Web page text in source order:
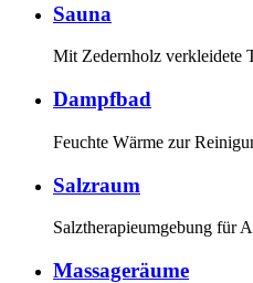
Sauna
Mit Zedernholz verkleidete
Dampfbad
Feuchte Wärme zur
Salzraum
Salztherapieumgebung für
Massageräume